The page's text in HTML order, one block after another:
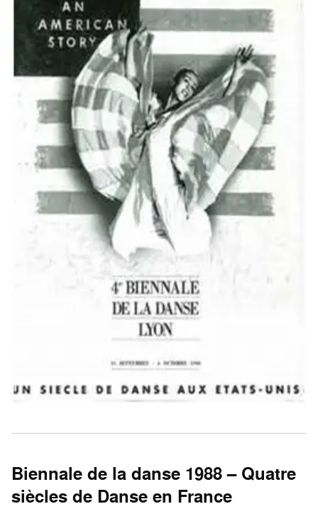
Biennale de la danse 1988 – Quatre
siècles de Danse en France